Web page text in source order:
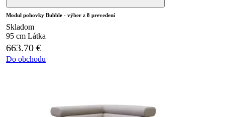
Modul pohovky Bubble - výber z 8 prevedení
Skladom
95 cm Látka
663.70 €
Do obchodu